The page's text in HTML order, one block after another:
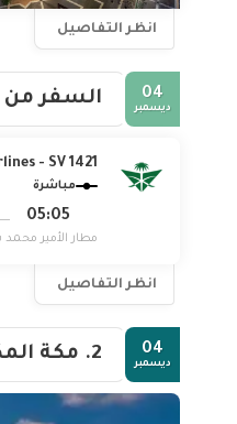
انظر التفاصيل
04
ديسمبر السفر من
- SV 1421
مباشرة
05:05
مطار الأمير محمد
انظر التفاصيل
04
ديسمبر 2. مكة